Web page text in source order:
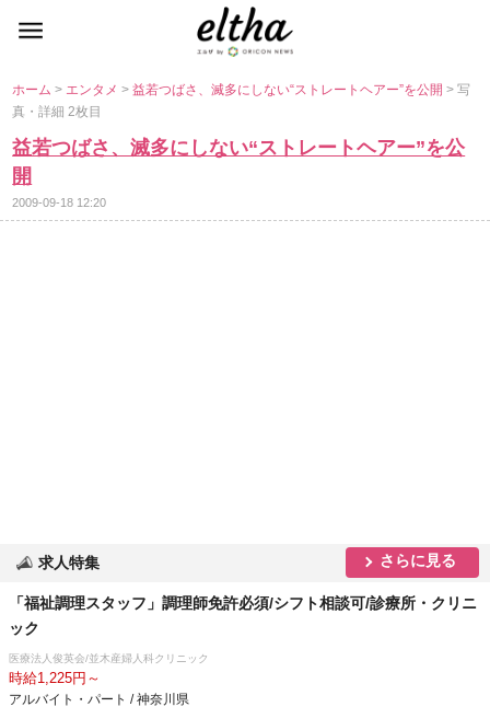
ホーム> エンタメ>益若つばさ、滅多にしない“ストレートヘアー”を公開> 写
真・詳細 2枚目
益若つばさ、滅多にしない“ストレートヘアー”を公
開
2009-09-18 12:20
求人特集 さらに見る
「福祉調理スタッフ」調理師免許必須/シフト相談可/診療所・クリニ
ック
医療法人俊英会/並木産婦人科クリニック
時給1,225円～
アルバイト・パート / 神奈川県